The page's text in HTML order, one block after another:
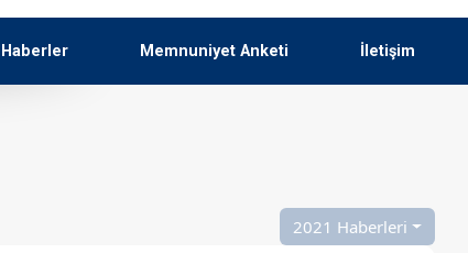
Haberler Memnuniyet Anketi İletişim
2021 Haberleri